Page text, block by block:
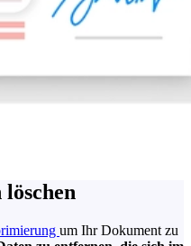
um Ihr Dokument zu